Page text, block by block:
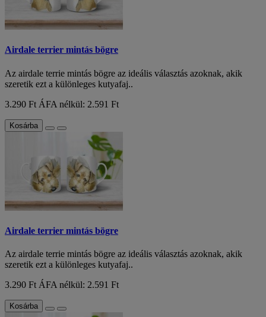
Airdale terrier mintás bögre
Az airdale terrie mintás bögre az ideális választás azoknak, akik
szeretik ezt a különleges kutyafaj..
3.290 Ft ÁFA nélkül: 2.591 Ft
Kosárba
Airdale terrier mintás bögre
Az airdale terrie mintás bögre az ideális választás azoknak, akik
szeretik ezt a különleges kutyafaj..
3.290 Ft ÁFA nélkül: 2.591 Ft
Kosárba